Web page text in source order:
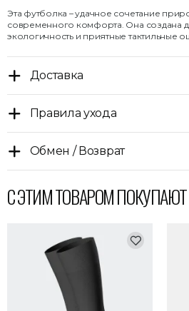
Эта футболка – удачное сочетание
современного комфорта. Она создана
экологичность и приятные тактильные
Доставка
Правила ухода
Обмен / Возврат
С ЭТИМ ТОВАРОМ ПОКУПАЮТ